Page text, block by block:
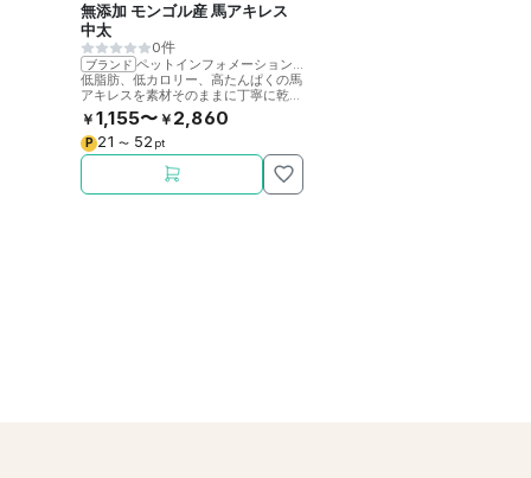
無添加 モンゴル産 馬アキレス
中太
0件
ブランド
低脂肪、低カロリー、高たんぱくの馬
アキレスを素材そのままに丁寧に乾燥
させました。噛むことで歯の健康をサ
ポート。
￥ 1,155〜 ￥ 2,860
P 21 〜 52 pt